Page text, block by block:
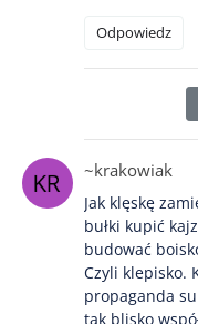
Odpowiedz
~krakowiak
Jak klęskę
bułki kupić
budować
Czyli klepisko.
propaganda
tak blisko